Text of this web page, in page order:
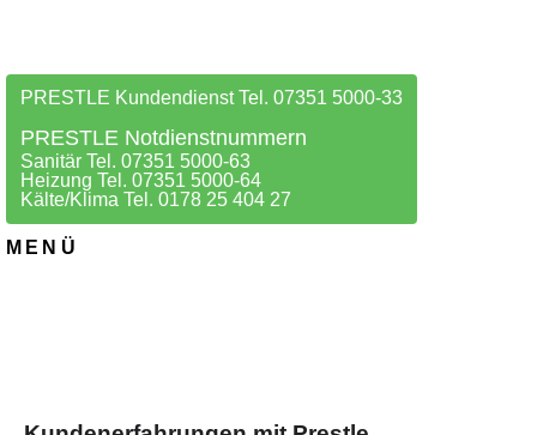
PRESTLE Kundendienst Tel. 07351 5000-33
PRESTLE Notdienstnummern
Sanitär Tel. 07351 5000-63
Heizung Tel. 07351 5000-64
Kälte/Klima Tel. 0178 25 404 27
MENÜ